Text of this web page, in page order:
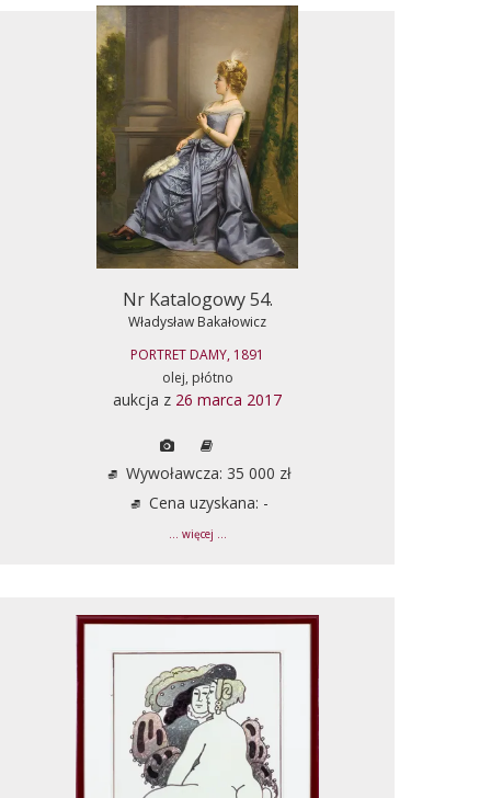
Nr Katalogowy 54.
Władysław Bakałowicz
PORTRET DAMY, 1891
olej, płótno
aukcja z 26 marca 2017
Wywoławcza: 35 000 zł
Cena uzyskana: -
... więcej ...